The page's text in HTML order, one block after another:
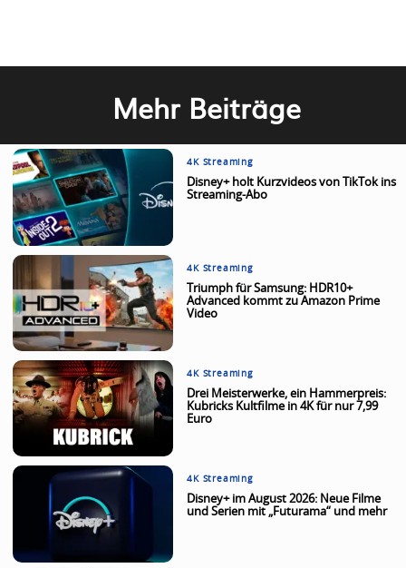
Mehr Beiträge
4K Streaming
Disney+ holt Kurzvideos von TikTok ins
Streaming-Abo
4K Streaming
Triumph für Samsung: HDR10+
Advanced kommt zu Amazon Prime
Video
4K Streaming
Drei Meisterwerke, ein Hammerpreis:
Kubricks Kultfilme in 4K für nur 7,99
Euro
4K Streaming
Disney+ im August 2026: Neue Filme
und Serien mit „Futurama“ und mehr